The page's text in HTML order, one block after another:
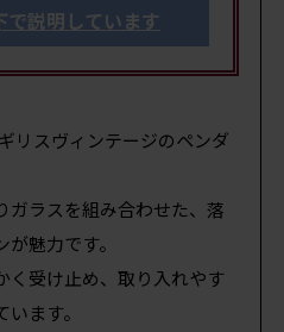
で説明しています
リスヴィンテージのペンダ
ガラスを組み合わせた、落
魅力です。
く受け止め、取り入れやす
ます。